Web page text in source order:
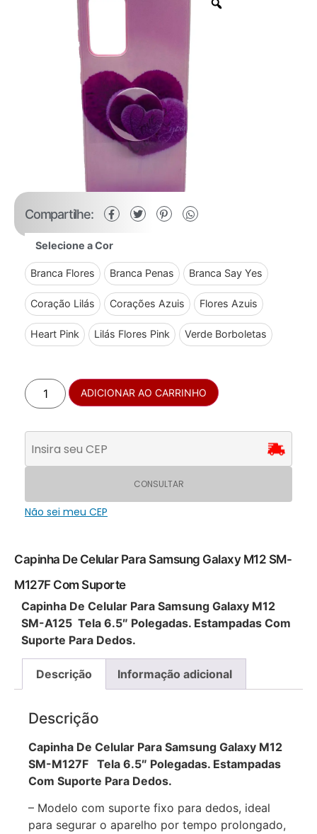
Capinha De Celular Para Samsung Galaxy M12 SM-
M127F Com Suporte
Capinha De Celular Para Samsung Galaxy M12
SM-A125 Tela 6.5″ Polegadas. Estampadas Com
Suporte Para Dedos.
Descrição Informação adicional
Descrição
Capinha De Celular Para Samsung Galaxy M12
SM-M127F Tela 6.5″ Polegadas. Estampadas
Com Suporte Para Dedos.
– Modelo com suporte fixo para dedos, ideal
para segurar o aparelho por tempo prolongado,
Compartilhe:
Selecione a Cor
Branca Flores Branca Penas Branca Say Yes
Coração Lilás Corações Azuis Flores Azuis
Heart Pink Lilás Flores Pink Verde Borboletas
ADICIONAR AO CARRINHO
CONSULTAR
Não sei meu CEP